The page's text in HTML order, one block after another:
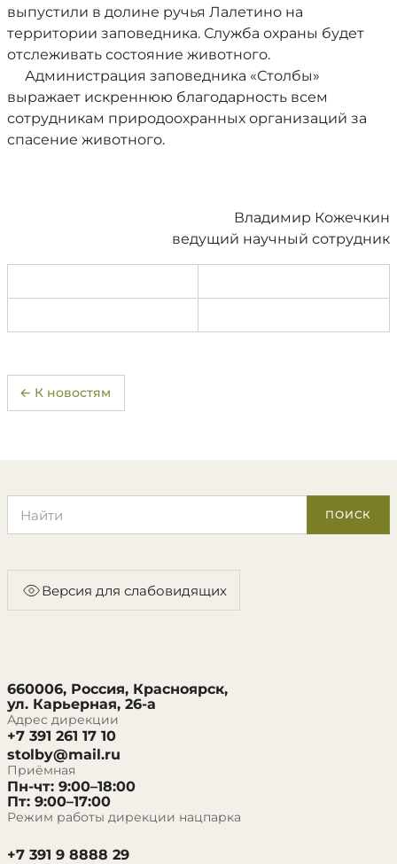
выпустили в долине ручья Лалетино на
территории заповедника. Служба охраны будет
отслеживать состояние животного.
Администрация заповедника «Столбы»
выражает искреннюю благодарность всем
сотрудникам природоохранных организаций за
спасение животного.
Владимир Кожечкин
ведущий научный сотрудник
← К новостям
ПОИСК
Версия для слабовидящих
660006, Россия, Красноярск,
ул. Карьерная, 26-а
Адрес дирекции
+7 391 261 17 10
stolby@mail.ru
Приёмная
Пн-чт: 9:00–18:00
Пт: 9:00–17:00
Режим работы дирекции нацпарка
+7 391 9 8888 29